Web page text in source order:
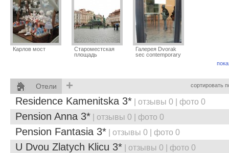
Карлов мост
Староместская
площадь
Галерея Dvorak
sec contemporary
Отели + сортировать
Residence Kamenitska 3* | отзывы 0 | фото 0
Pension Anna 3* | отзывы 0 | фото 0
Pension Fantasia 3* | отзывы 0 | фото 0
U Dvou Zlatych Klicu 3* | отзывы 0 | фото 0